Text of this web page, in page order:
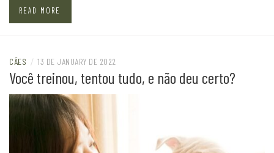
READ MORE
CÃES / 13 DE JANUARY DE 2022
Você treinou, tentou tudo, e não deu certo?